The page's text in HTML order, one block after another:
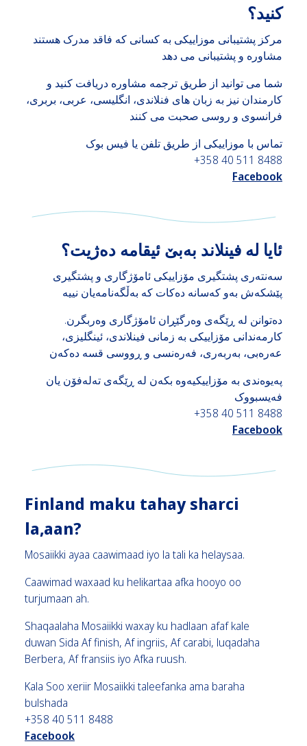
کنید؟
مرکز پشتیبانی موزاییکی به کسانی که فاقد مدرک هستند
مشاوره و پشتیبانی می دهد
شما می توانید از طریق ترجمه مشاوره دریافت کنید و
کارمندان نیز به زبان های فنلاندی، انگلیسی، عربی، بربری،
فرانسوی و روسی صحبت می کنند
تماس با موزاییکی از طریق تلفن یا فیس بوک
+358 40 511 8488
Facebook
ئایا لە فینلاند بەبێ ئیقامە دەژیت؟
سەنتەری پشتگیری مۆزاییکی ئامۆژگاری و پشتگیری
پێشکەش بەو کەسانە دەکات کە بەڵگەنامەیان نییە
دەتوانن لە ڕێگەی وەرگێڕان ئامۆژگاری وەربگرن.
کارمەندانی مۆزاییکی بە زمانی فینلاندی، ئینگلیزی،
عەرەبی، بەربەری، فەرەنسی و ڕووسی قسە دەکەن
پەیوەندی بە مۆزاییکیەوە بکەن لە ڕێگەی تەلەفۆن یان
فەیسبووک
+358 40 511 8488
Facebook
Finland maku tahay sharci
la,aan?
Mosaiikki ayaa caawimaad iyo la tali ka helaysaa.
Caawimad waxaad ku helikartaa afka hooyo oo
turjumaan ah.
Shaqaalaha Mosaiikki waxay ku hadlaan afaf kale
duwan Sida Af finish, Af ingriis, Af carabi, luqadaha
Berbera, Af fransiis iyo Afka ruush.
Kala Soo xeriir Mosaiikki taleefanka ama baraha
bulshada
+358 40 511 8488
Facebook